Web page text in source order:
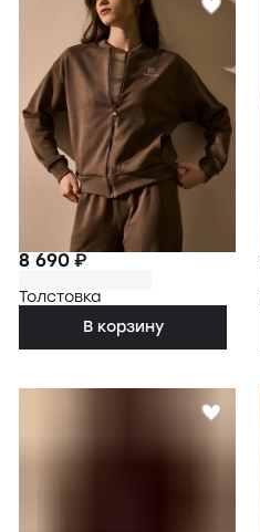
8 690 ₽
Толстовка
В корзину